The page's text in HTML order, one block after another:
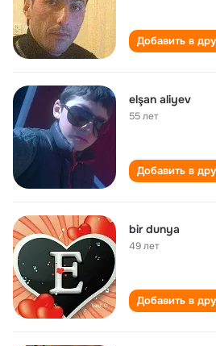
Добавить в
elşan aliyev
55 лет
Добавить в
bir dunya
49 лет
Добавить в